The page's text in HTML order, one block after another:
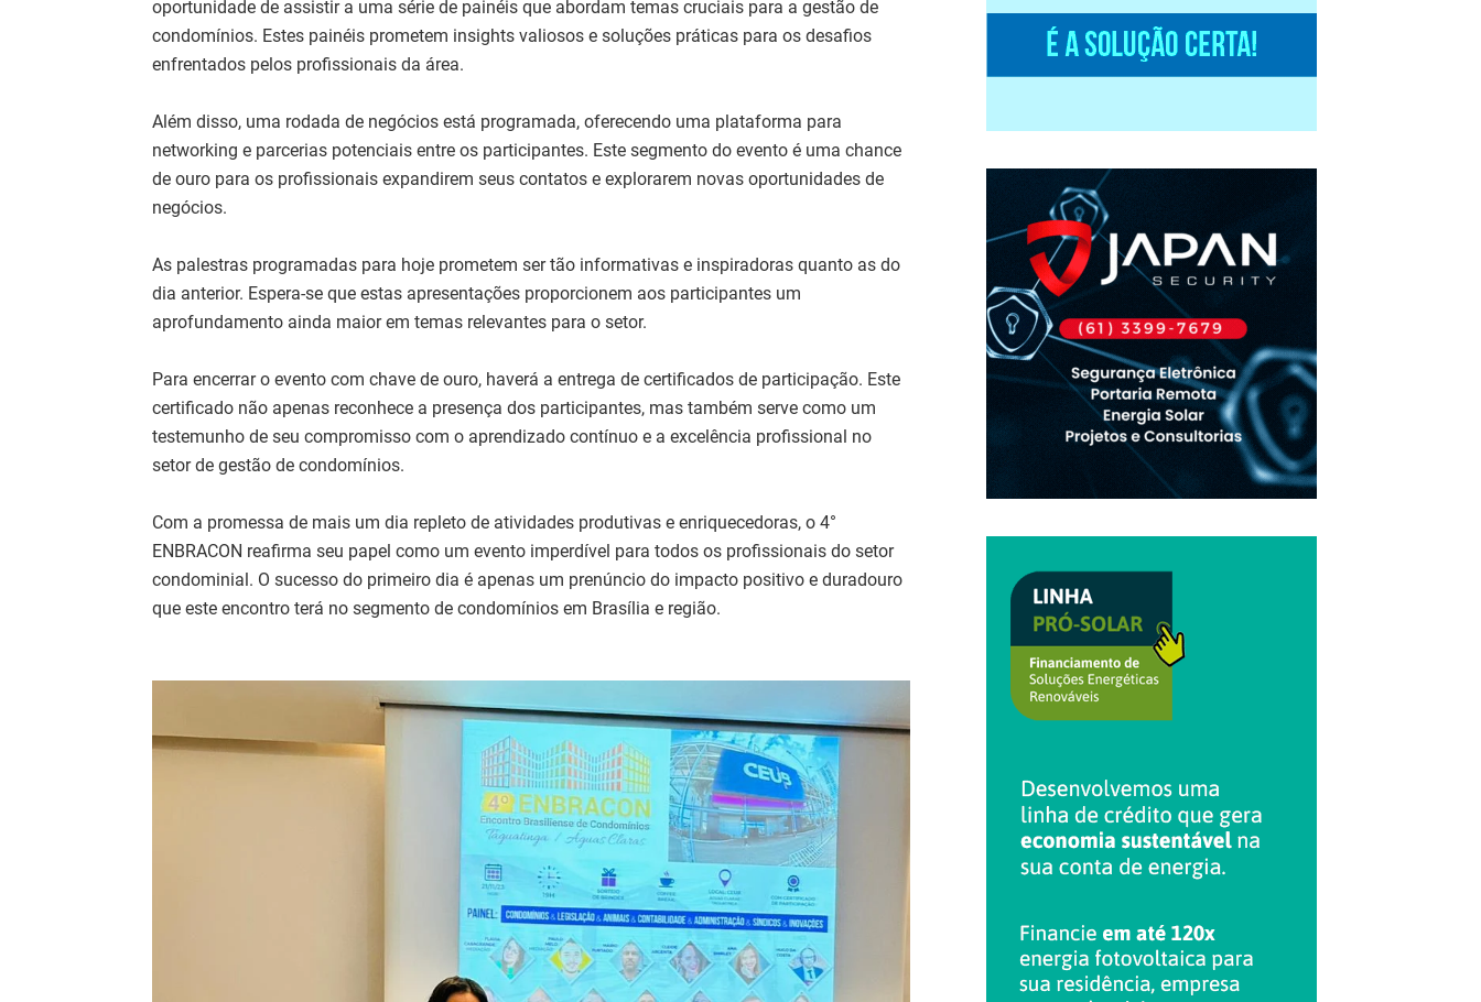
oportunidade de assistir a uma série de painéis que abordam temas cruciais para a gestão de
condomínios. Estes painéis prometem insights valiosos e soluções práticas para os desafios
enfrentados pelos profissionais da área.
Além disso, uma rodada de negócios está programada, oferecendo uma plataforma para
networking e parcerias potenciais entre os participantes. Este segmento do evento é uma chance
de ouro para os profissionais expandirem seus contatos e explorarem novas oportunidades de
negócios.
As palestras programadas para hoje prometem ser tão informativas e inspiradoras quanto as do
dia anterior. Espera-se que estas apresentações proporcionem aos participantes um
aprofundamento ainda maior em temas relevantes para o setor.
Para encerrar o evento com chave de ouro, haverá a entrega de certificados de participação. Este
certificado não apenas reconhece a presença dos participantes, mas também serve como um
testemunho de seu compromisso com o aprendizado contínuo e a excelência profissional no
setor de gestão de condomínios.
Com a promessa de mais um dia repleto de atividades produtivas e enriquecedoras, o 4°
ENBRACON reafirma seu papel como um evento imperdível para todos os profissionais do setor
condominial. O sucesso do primeiro dia é apenas um prenúncio do impacto positivo e duradouro
que este encontro terá no segmento de condomínios em Brasília e região.